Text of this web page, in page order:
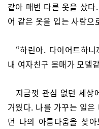
같아 매번 다른 옷을 샀
어 같은 옷을 입는 사람
“하린아. 다이어트하
내 여자친구 몸매가 모델
지금껏 관심 없던 세상
거웠다. 나를 가꾸는 일
던 나의 아름다움을 찾